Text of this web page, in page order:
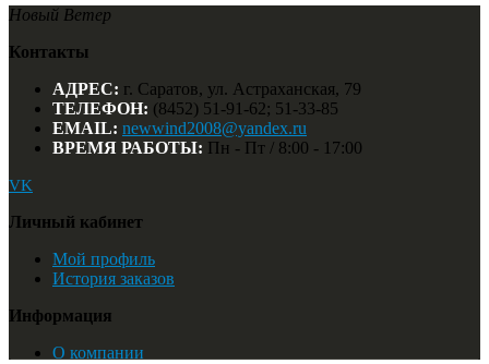
Новый Ветер
Контакты
АДРЕС: г. Саратов, ул. Астраханская, 79
ТЕЛЕФОН: (8452) 51-91-62; 51-33-85
EMAIL: newwind2008@yandex.ru
ВРЕМЯ РАБОТЫ: Пн - Пт / 8:00 - 17:00
VK
Личный кабинет
Мой профиль
История заказов
Информация
О компании